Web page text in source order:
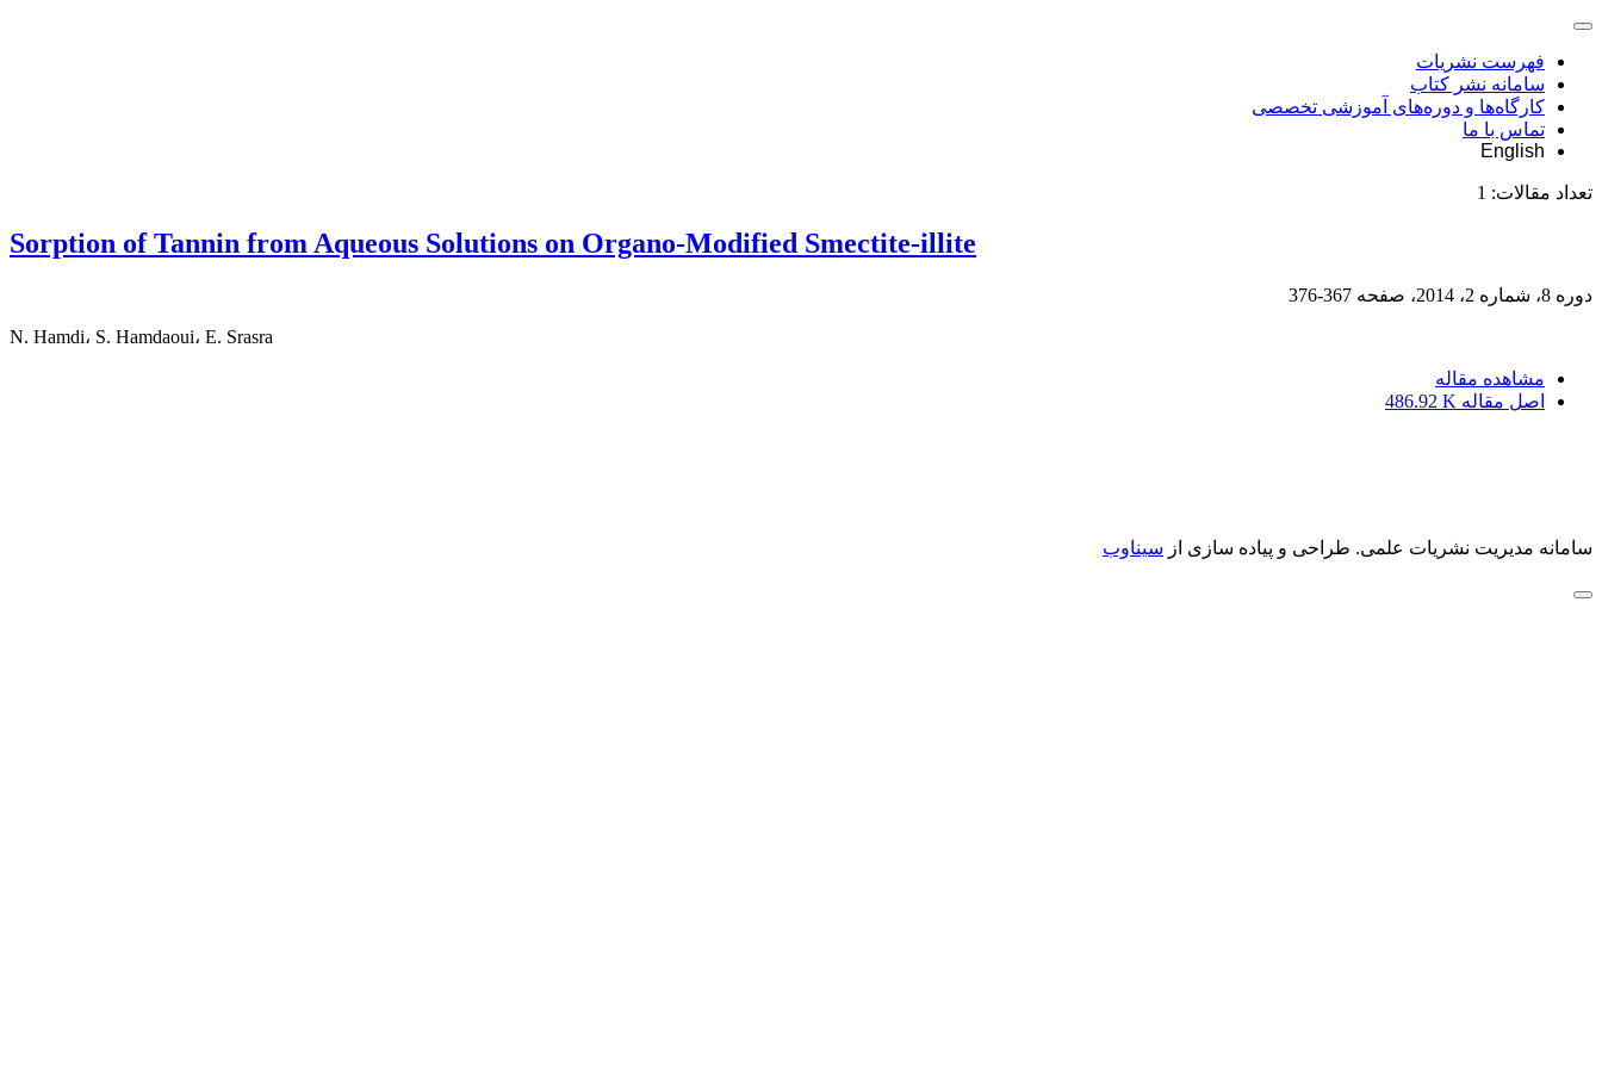
فهرست نشریات
سامانه نشر کتاب
کارگاه‌ها و دوره‌های آموزشی تخصصی
تماس با ما
English
تعداد مقالات: 1
Sorption of Tannin from Aqueous Solutions on Organo-Modified Smectite-illite
دوره 8، شماره 2، 2014، صفحه 367-376
N. Hamdi، S. Hamdaoui، E. Srasra
مشاهده مقاله
اصل مقاله 486.92 K
سامانه مدیریت نشریات علمی. طراحی و پیاده سازی از سیناوب